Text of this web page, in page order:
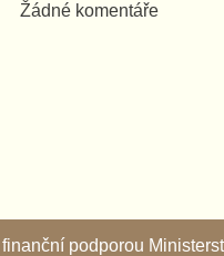
Žádné komentáře
podporou